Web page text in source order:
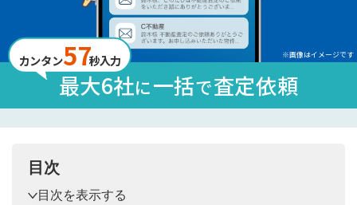
※画像はイメージです
カンタン57秒入力
最大6社に一括で査定依頼
目次
目次を表示する